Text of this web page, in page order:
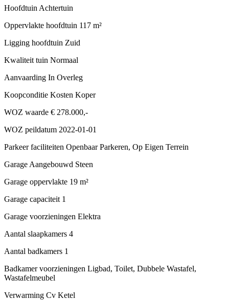
Hoofdtuin Achtertuin
Oppervlakte hoofdtuin 117 m²
Ligging hoofdtuin Zuid
Kwaliteit tuin Normaal
Aanvaarding In Overleg
Koopconditie Kosten Koper
WOZ waarde € 278.000,-
WOZ peildatum 2022-01-01
Parkeer faciliteiten Openbaar Parkeren, Op Eigen Terrein
Garage Aangebouwd Steen
Garage oppervlakte 19 m²
Garage capaciteit 1
Garage voorzieningen Elektra
Aantal slaapkamers 4
Aantal badkamers 1
Badkamer voorzieningen Ligbad, Toilet, Dubbele Wastafel,
Wastafelmeubel
Verwarming Cv Ketel